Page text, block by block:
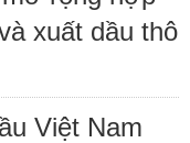
xuất dầu thô
Việt Nam